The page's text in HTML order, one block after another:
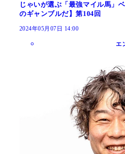
じゃいが選ぶ「最強マイル馬」
のギャンブルだ】第104回
2024年05月07日 14:00
エ